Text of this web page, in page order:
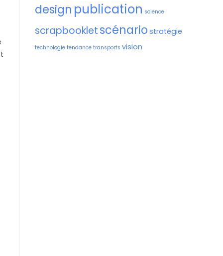
design publication science
scrapbookletscénario stratégie
technologie tendance transports vision